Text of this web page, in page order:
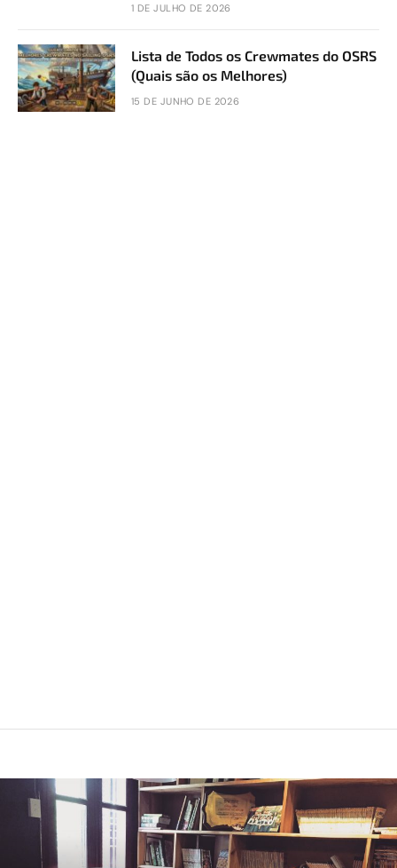
1 DE JULHO DE 2026
Lista de Todos os Crewmates do OSRS
(Quais são os Melhores)
15 DE JUNHO DE 2026